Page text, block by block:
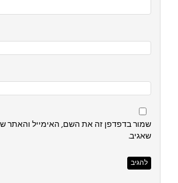
שמור בדפדפן זה את השם, האימייל והאתר
שאגיב.